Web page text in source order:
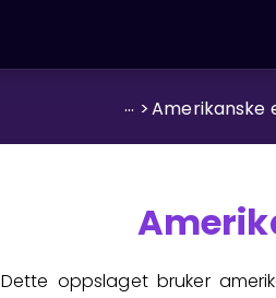
... >Amerikanske
Dette oppslaget bruker